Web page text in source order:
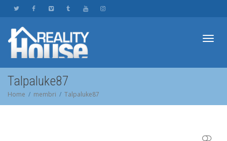
Talpaluke87
Home membri Talpaluke87